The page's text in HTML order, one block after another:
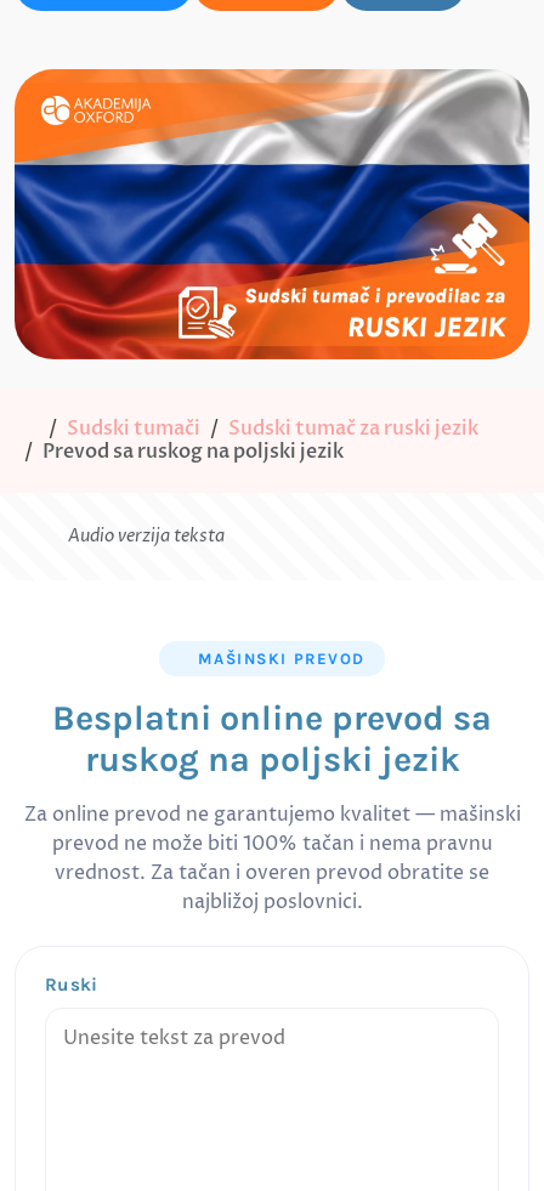
Sudski tumači
Sudski tumač za ruski jezik
Prevod sa ruskog na poljski jezik
Audio verzija teksta
MAŠINSKI PREVOD
Besplatni online prevod sa
ruskog na poljski jezik
Za online prevod ne garantujemo kvalitet — mašinski
prevod ne može biti 100% tačan i nema pravnu
vrednost. Za tačan i overen prevod obratite se
najbližoj poslovnici.
Ruski